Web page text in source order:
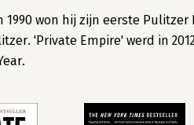
won hij zijn eerste
'Private Empire' werd in